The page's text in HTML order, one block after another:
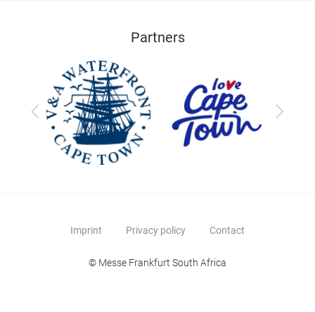
Partners
Previous Next
Imprint Privacy policy Contact
© Messe Frankfurt South Africa